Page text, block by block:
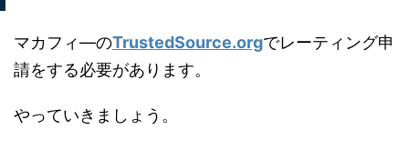
マカフィ―のTrustedSource.orgでレーティング申
請をする必要があります。
やっていきましょう。